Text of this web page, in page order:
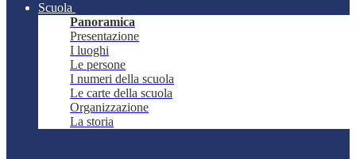
Scuola
Panoramica
Presentazione
I luoghi
Le persone
I numeri della scuola
Le carte della scuola
Organizzazione
La storia